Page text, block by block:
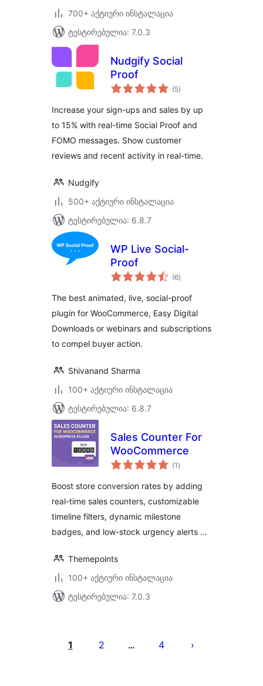
700+ აქტიური ინსტალაცია
ტესტირებულია: 7.0.3
Nudgify Social
Proof
(5საერთო
რეიტინგი
)
Increase your sign-ups and sales by up
to 15% with real-time Social Proof and
FOMO messages. Show customer
reviews and recent activity in real-time.
Nudgify
500+ აქტიური ინსტალაცია
ტესტირებულია: 6.8.7
WP Live Social-
Proof
(6საერთო
რეიტინგი
)
The best animated, live, social-proof
plugin for WooCommerce, Easy Digital
Downloads or webinars and subscriptions
to compel buyer action.
Shivanand Sharma
100+ აქტიური ინსტალაცია
ტესტირებულია: 6.8.7
Sales Counter For
WooCommerce
(1 საერთო
რეიტინგი
)
Boost store conversion rates by adding
real-time sales counters, customizable
timeline filters, dynamic milestone
badges, and low-stock urgency alerts …
Themepoints
100+ აქტიური ინსტალაცია
ტესტირებულია: 7.0.3
გვერდებათ
1 2 … 4